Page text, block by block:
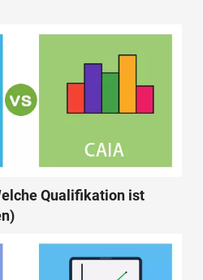
Qualifikation ist